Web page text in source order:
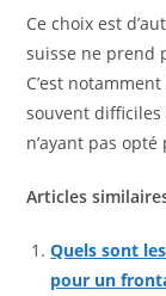
Ce choix est
suisse ne prend
C’est
souvent
n’ayant pas
Articles
Quels sont
pour un